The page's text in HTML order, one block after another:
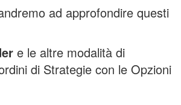
ad approfondire questi
e le altre modalità di
di Strategie con le Opzioni